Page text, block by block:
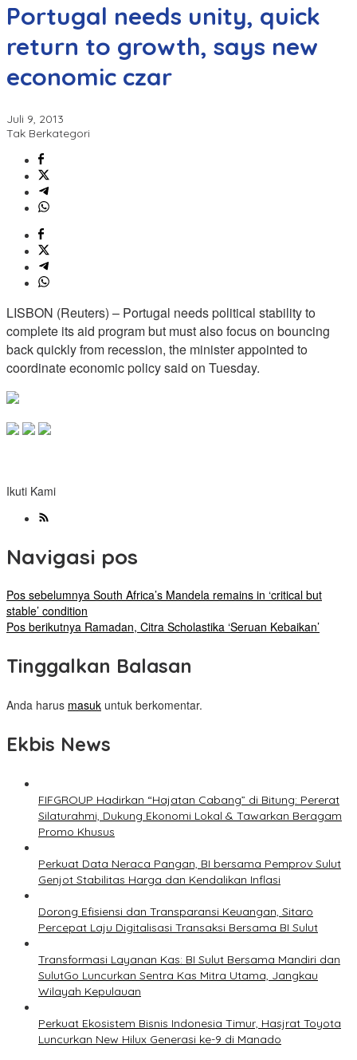
Portugal needs unity, quick
return to growth, says new
economic czar
Juli 9, 2013
Tak Berkategori
LISBON (Reuters) – Portugal needs political stability to
complete its aid program but must also focus on bouncing
back quickly from recession, the minister appointed to
coordinate economic policy said on Tuesday.
Ikuti Kami
Navigasi pos
Pos sebelumnya South Africa’s Mandela remains in ‘critical but
stable’ condition
Pos berikutnya Ramadan, Citra Scholastika ‘Seruan Kebaikan’
Tinggalkan Balasan
Anda harus masuk untuk berkomentar.
Ekbis News
FIFGROUP Hadirkan “Hajatan Cabang” di Bitung: Pererat
Silaturahmi, Dukung Ekonomi Lokal & Tawarkan Beragam
Promo Khusus
Perkuat Data Neraca Pangan, BI bersama Pemprov Sulut
Genjot Stabilitas Harga dan Kendalikan Inflasi
Dorong Efisiensi dan Transparansi Keuangan, Sitaro
Percepat Laju Digitalisasi Transaksi Bersama BI Sulut
Transformasi Layanan Kas: BI Sulut Bersama Mandiri dan
SulutGo Luncurkan Sentra Kas Mitra Utama, Jangkau
Wilayah Kepulauan
Perkuat Ekosistem Bisnis Indonesia Timur, Hasjrat Toyota
Luncurkan New Hilux Generasi ke-9 di Manado